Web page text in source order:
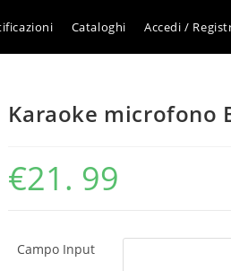
Cataloghi Accedi /
Karaoke microfono
€21. 99
Campo Input